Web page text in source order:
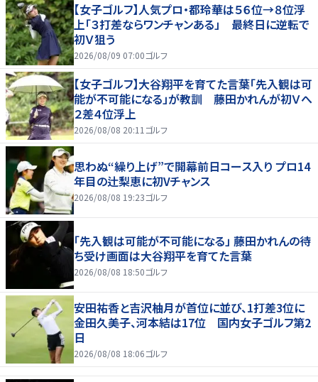
【女子ゴルフ】人気プロ・都玲華は５６位→８位浮
上「３打差ならワンチャンある」 最終日に逆転で
初Ｖ狙う
2026/08/09 07:00ゴルフ
【女子ゴルフ】大谷翔平を育てた言葉「先入観は可
能が不可能になる」が教訓 藤田かれんが初Ｖへ
２差４位浮上
2026/08/08 20:11 ゴルフ
思わぬ“繰り上げ”で開幕前日コース入り プロ14
年目の辻梨恵に初Vチャンス
2026/08/08 19:23ゴルフ
「先入観は可能が不可能になる」 藤田かれんの待
ち受け画面は大谷翔平を育てた言葉
2026/08/08 18:50ゴルフ
安田祐香と吉沢柚月が首位に並び、1打差3位に
金田久美子、河本結は17位 国内女子ゴルフ第2
日
2026/08/08 18:06ゴルフ